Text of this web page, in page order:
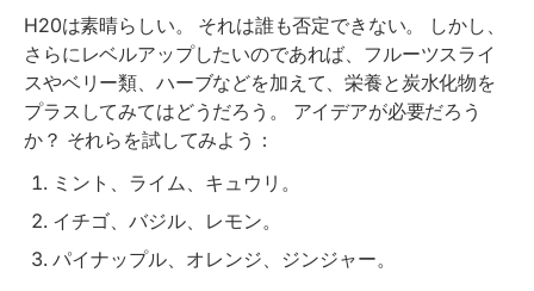
H20は素晴らしい。 それは誰も否定できない。 しかし、
さらにレベルアップしたいのであれば、フルーツスライ
スやベリー類、ハーブなどを加えて、栄養と炭水化物を
プラスしてみてはどうだろう。 アイデアが必要だろう
か？ それらを試してみよう：
ミント、ライム、キュウリ。
イチゴ、バジル、レモン。
パイナップル、オレンジ、ジンジャー。